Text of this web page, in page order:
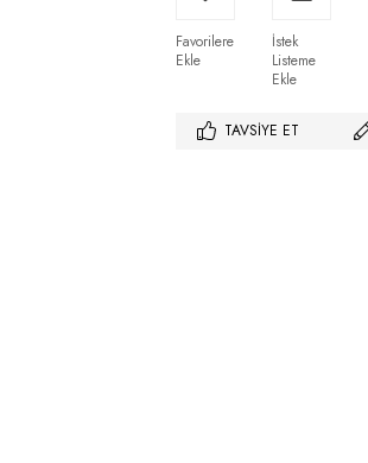
Favorilere
Ekle
İstek
Listeme
Ekle
TAVSIYE ET